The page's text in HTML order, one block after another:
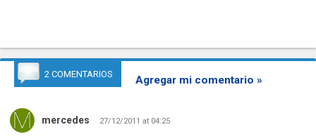
2 COMENTARIOS Agregar mi comentario »
mercedes 27/12/2011 at 04:25